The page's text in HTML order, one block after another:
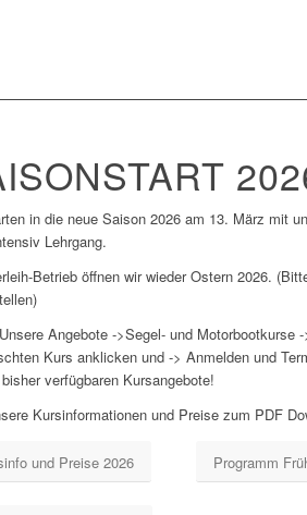
in die neue Saison 2026 am 13. März mit
Lehrgang.
Betrieb öffnen wir wieder Ostern 2026.
Angebote ->Segel- und Motorbootkurse -
Kurs anklicken und -> Anmelden und
verfügbaren Kursangebote!
Kursinformationen und Preise zum PDF
und Preise 2026 Programm